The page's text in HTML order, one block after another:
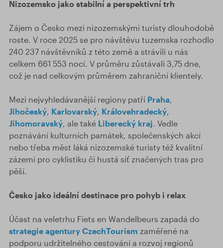
Nizozemsko jako stabilní a perspektivní trh
Zájem o Česko mezi nizozemskými turisty dlouhodobě
roste. V roce 2025 se pro návštěvu tuzemska rozhodlo
240 237 návštěvníků z této země a strávili u nás
celkem 661 553 nocí. V průměru zůstávali 3,75 dne,
což je nad celkovým průměrem zahraniční klientely.
Mezi nejvyhledávanější regiony patří Praha,
Jihočeský, Karlovarský, Královehradecký,
Jihomoravský, ale také Liberecký kraj. Vedle
poznávání kulturních památek, společenských akcí
nebo třeba měst láká nizozemské turisty též kvalitní
zázemí pro cyklistiku či hustá síť značených tras pro
pěší.
Česko jako ideální destinace pro pohyb i relax
Účast na veletrhu Fiets en Wandelbeurs zapadá do
strategie agentury CzechTourism zaměřené na
podporu udržitelného cestování a rozvoj regionů